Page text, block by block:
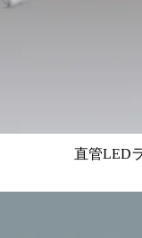
直管LED